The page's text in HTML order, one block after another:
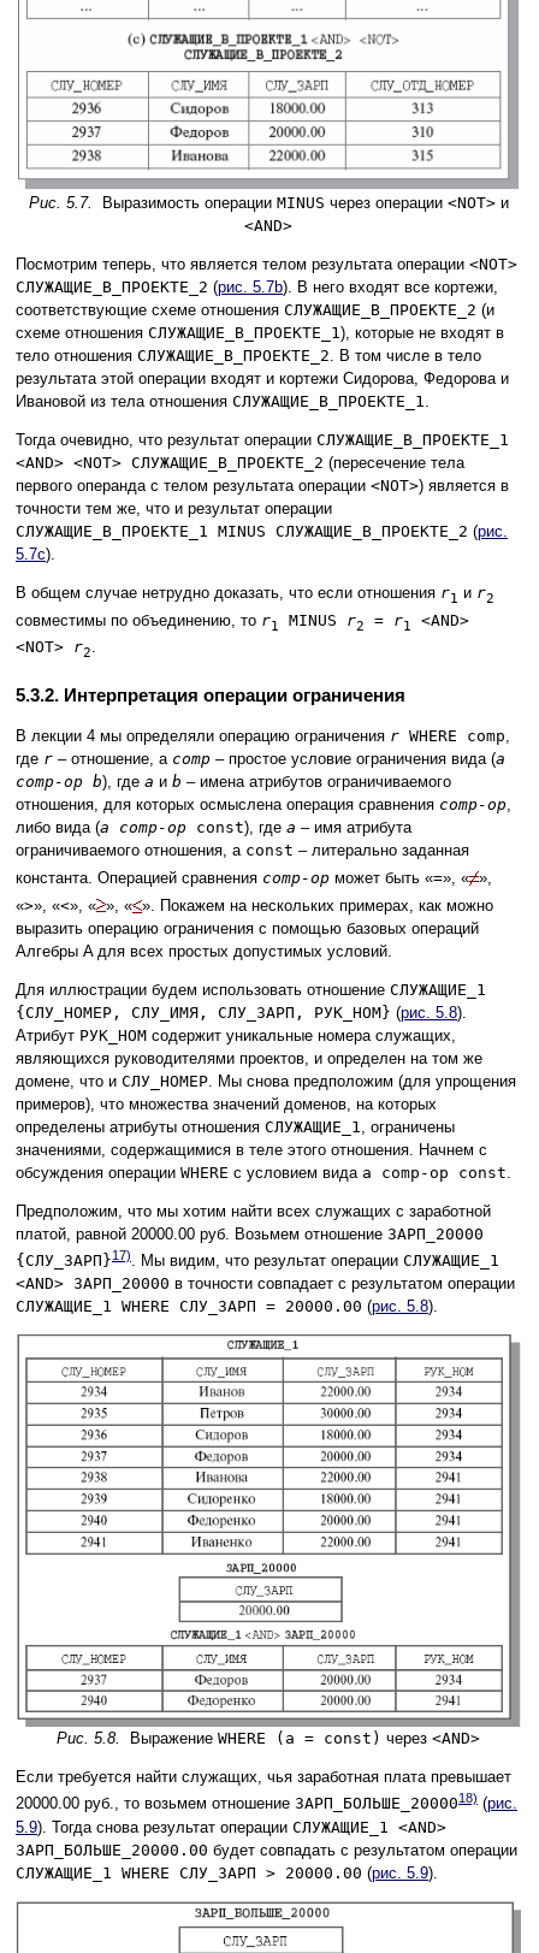
Рис. 5.7. Выразимость операции MINUS через операции <NOT>и
<AND>
Посмотрим теперь, что является телом результата операции <NOT>
СЛУЖАЩИЕ_В_ПРОЕКТЕ_2 (рис. 5.7b). В него входят все кортежи,
соответствующие схеме отношения СЛУЖАЩИЕ_В_ПРОЕКТЕ_2 (и
схеме отношения СЛУЖАЩИЕ_В_ПРОЕКТЕ_1), которые не входят в
тело отношения СЛУЖАЩИЕ_В_ПРОЕКТЕ_2. В том числе в тело
результата этой операции входят и кортежи Сидорова, Федорова и
Ивановой из тела отношения СЛУЖАЩИЕ_В_ПРОЕКТЕ_1.
Тогда очевидно, что результат операции СЛУЖАЩИЕ_В_ПРОЕКТЕ_1
<AND> <NOT> СЛУЖАЩИЕ_В_ПРОЕКТЕ_2 (пересечение тела
первого операнда с телом результата операции <NOT>) является в
точности тем же, что и результат операции
СЛУЖАЩИЕ_В_ПРОЕКТЕ_1 MINUS СЛУЖАЩИЕ_В_ПРОЕКТЕ_2 (рис.
5.7c).
В общем случае нетрудно доказать, что если отношения r1 и r2
совместимы по объединению, то r1 MINUS r2 = r1
<AND>
<NOT> r2.
5.3.2. Интерпретация операции ограничения
В лекции 4 мы определяли операцию ограничения r WHERE comp
где r – отношение, а comp – простое условие ограничения вида (a
comp-op b), где а и b – имена атрибутов ограничиваемого
отношения, для которых осмыслена операция сравнения comp-op
либо вида (a comp-op const), где а – имя атрибута
ограничиваемого отношения, а const – литерально заданная
константа. Операцией сравнения comp-op может быть «=», « »,
«>», «<», « », « ». Покажем на нескольких примерах, как можно
выразить операцию ограничения с помощью базовых операций
Алгебры A для всех простых допустимых условий.
Для иллюстрации будем использовать отношение СЛУЖАЩИЕ_1
{СЛУ_НОМЕР, СЛУ_ИМЯ, СЛУ_ЗАРП, РУК_НОМ} (рис. 5.8).
Атрибут РУК_НОМ содержит уникальные номера служащих,
являющихся руководителями проектов, и определен на том же
домене, что и СЛУ_НОМЕР . Мы снова предположим (для упрощения
примеров), что множества значений доменов, на которых
определены атрибуты отношения СЛУЖАЩИЕ_1
, ограничены
значениями, содержащимися в теле этого отношения. Начнем с
обсуждения операции WHERE с условием вида a comp-op const
Предположим, что мы хотим найти всех служащих с заработной
платой, равной 20000.00 руб. Возьмем отношение ЗАРП_20000
{СЛУ_ЗАРП}17). Мы видим, что результат операции СЛУЖАЩИЕ_1
<AND> ЗАРП_20000 в точности совпадает с результатом операции
СЛУЖАЩИЕ_1 WHERE СЛУ_ЗАРП = 20000.00 (рис. 5.8).
Рис. 5.8. Выражение WHERE (a = const) через <AND>
Если требуется найти служащих, чья заработная плата превышает
20000.00 руб., то возьмем отношение ЗАРП_БОЛЬШЕ_2000018) (рис.
5.9). Тогда снова результат операции СЛУЖАЩИЕ_1 <AND>
ЗАРП_БОЛЬШЕ_20000.00 будет совпадать с результатом операции
СЛУЖАЩИЕ_1 WHERE СЛУ_ЗАРП > 20000.00 (рис. 5.9).